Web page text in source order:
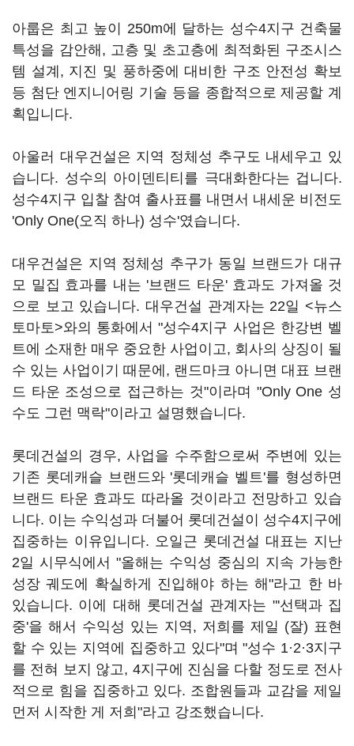
아룹은 최고 높이 250m에 달하는 성수4지구 건축물
특성을 감안해, 고층 및 초고층에 최적화된 구조시스
템 설계, 지진 및 풍하중에 대비한 구조 안전성 확보
등 첨단 엔지니어링 기술 등을 종합적으로 제공할 계
획입니다.
아울러 대우건설은 지역 정체성 추구도 내세우고 있
습니다. 성수의 아이덴티티를 극대화한다는 겁니다.
성수4지구 입찰 참여 출사표를 내면서 내세운 비전도
'Only One(오직 하나) 성수'였습니다.
대우건설은 지역 정체성 추구가 동일 브랜드가 대규
모 밀집 효과를 내는 '브랜드 타운' 효과도 가져올 것
으로 보고 있습니다. 대우건설 관계자는 22일 <뉴스
토마토>와의 통화에서 "성수4지구 사업은 한강변 벨
트에 소재한 매우 중요한 사업이고, 회사의 상징이 될
수 있는 사업이기 때문에, 랜드마크 아니면 대표 브랜
드 타운 조성으로 접근하는 것"이라며 "Only One 성
수도 그런 맥락"이라고 설명했습니다.
롯데건설의 경우, 사업을 수주함으로써 주변에 있는
기존 롯데캐슬 브랜드와 '롯데캐슬 벨트'를 형성하면
브랜드 타운 효과도 따라올 것이라고 전망하고 있습
니다. 이는 수익성과 더불어 롯데건설이 성수4지구에
집중하는 이유입니다. 오일근 롯데건설 대표는 지난
2일 시무식에서 "올해는 수익성 중심의 지속 가능한
성장 궤도에 확실하게 진입해야 하는 해"라고 한 바
있습니다. 이에 대해 롯데건설 관계자는 "'선택과 집
중'을 해서 수익성 있는 지역, 저희를 제일 (잘) 표현
할 수 있는 지역에 집중하고 있다"며 "성수 1·2·3지구
를 전혀 보지 않고, 4지구에 진심을 다할 정도로 전사
적으로 힘을 집중하고 있다. 조합원들과 교감을 제일
먼저 시작한 게 저희"라고 강조했습니다.